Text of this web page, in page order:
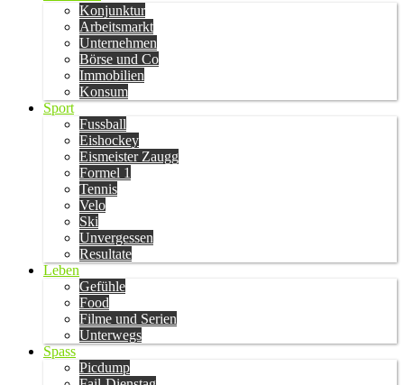
Konjunktur
Arbeitsmarkt
Unternehmen
Börse und Co
Immobilien
Konsum
Sport
Fussball
Eishockey
Eismeister Zaugg
Formel 1
Tennis
Velo
Ski
Unvergessen
Resultate
Leben
Gefühle
Food
Filme und Serien
Unterwegs
Spass
Picdump